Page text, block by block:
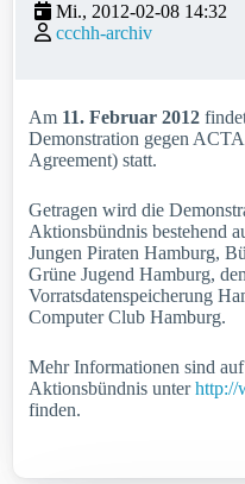
Mi., 2012-02-08 14:32
ccchh-archiv
Am 11. Februar 2012
Demonstration gegen
Agreement) statt.
Getragen wird die
Aktionsbündnis bestehend
Jungen Piraten Hamburg,
Grüne Jugend Hamburg,
Vorratsdatenspeicherung
Computer Club Hamburg.
Mehr Informationen sind
Aktionsbündnis unterhttp://
finden.